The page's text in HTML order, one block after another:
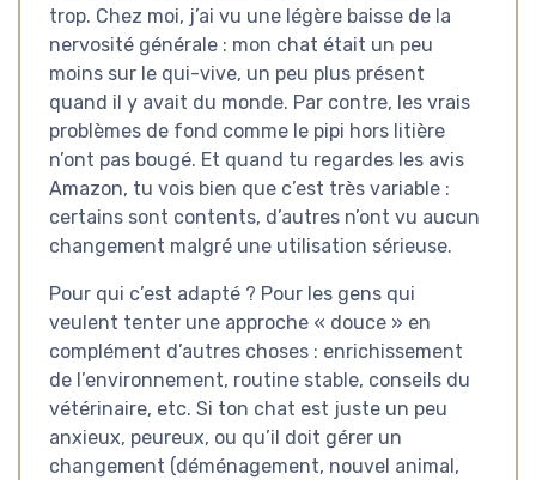
trop. Chez moi, j’ai vu une légère baisse de la
nervosité générale : mon chat était un peu
moins sur le qui-vive, un peu plus présent
quand il y avait du monde. Par contre, les vrais
problèmes de fond comme le pipi hors litière
n’ont pas bougé. Et quand tu regardes les avis
Amazon, tu vois bien que c’est très variable :
certains sont contents, d’autres n’ont vu aucun
changement malgré une utilisation sérieuse.
Pour qui c’est adapté ? Pour les gens qui
veulent tenter une approche « douce » en
complément d’autres choses : enrichissement
de l’environnement, routine stable, conseils du
vétérinaire, etc. Si ton chat est juste un peu
anxieux, peureux, ou qu’il doit gérer un
changement (déménagement, nouvel animal,